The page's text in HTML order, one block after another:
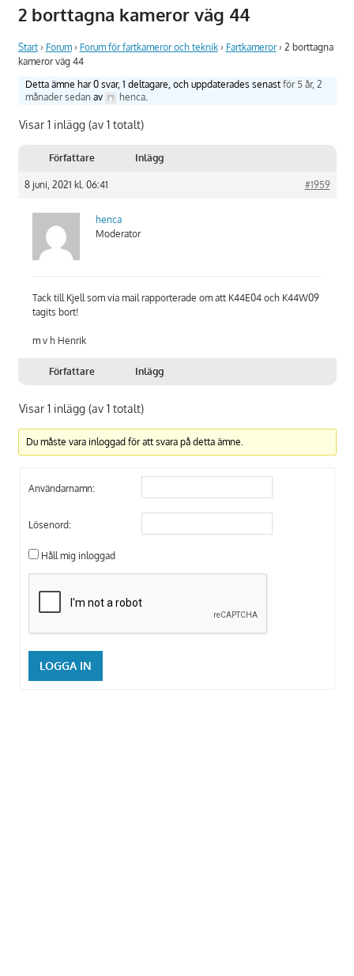
2 borttagna kameror väg 44
Start › Forum › Forum för fartkameror och teknik › Fartkameror › 2 borttagna
kameror väg 44
Detta ämne har 0 svar, 1 deltagare, och uppdaterades senast för 5 år, 2
månader sedanav henca.
Visar 1 inlägg (av 1 totalt)
Författare Inlägg
8 juni, 2021 kl. 06:41 #1959
henca
Moderator
Tack till Kjell som via mail rapporterade om att K44E04 och K44W09
tagits bort!
m v h Henrik
Författare Inlägg
Visar 1 inlägg (av 1 totalt)
Du måste vara inloggad för att svara på detta ämne.
Användarnamn:
Lösenord:
Håll mig inloggad
LOGGA IN